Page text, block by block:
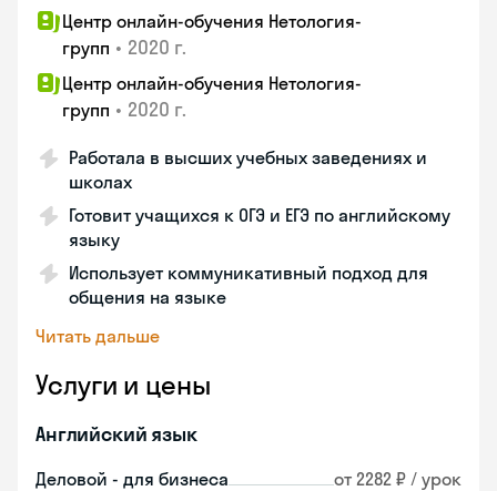
Центр онлайн-обучения Нетология-
групп • 2020 г.
Центр онлайн-обучения Нетология-
групп • 2020 г.
Работала в высших учебных заведениях и
школах
Готовит учащихся к ОГЭ и ЕГЭ по английскому
языку
Использует коммуникативный подход для
общения на языке
Читать дальше
Услуги и цены
Английский язык
Деловой - для бизнеса от 2282 ₽ / урок